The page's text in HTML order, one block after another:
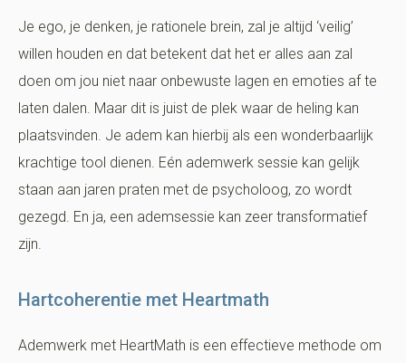
Je ego, je denken, je rationele brein, zal je altijd ‘veilig’
willen houden en dat betekent dat het er alles aan zal
doen om jou niet naar onbewuste lagen en emoties af te
laten dalen. Maar dit is juist de plek waar de heling kan
plaatsvinden. Je adem kan hierbij als een wonderbaarlijk
krachtige tool dienen. Eén ademwerk sessie kan gelijk
staan aan jaren praten met de psycholoog, zo wordt
gezegd. En ja, een ademsessie kan zeer transformatief
zijn.
Hartcoherentie met Heartmath
Ademwerk met HeartMath is een effectieve methode om